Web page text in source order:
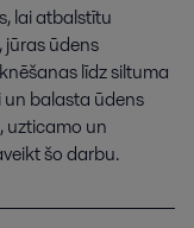
lai atbalstītu
jūras ūdens
līdz siltuma
balasta ūdens
uzticamo un
šo darbu.